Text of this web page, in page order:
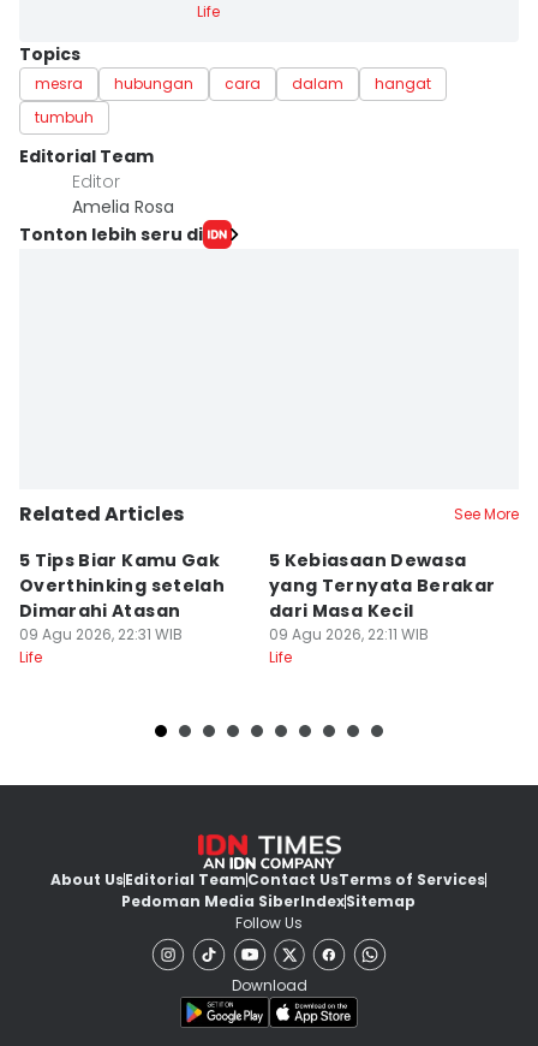
Life
Topics
mesra hubungan cara dalam
hangat
tumbuh
Editorial Team
Editor
Amelia Rosa
Tonton lebih seru di
Related Articles See More
5 Tips Biar Kamu Gak
Overthinking setelah
Dimarahi Atasan
09 Agu 2026, 22:31 WIB
Life
5 Kebiasaan Dewasa
yang Ternyata Berakar
dari Masa Kecil
09 Agu 2026, 22:11 WIB
Life
About UsEditorial TeamContact UsTerms of Services
Pedoman Media SiberIndexSitemap
Follow Us
Download